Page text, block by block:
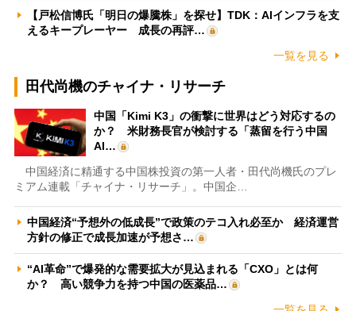
【戸松信博氏「明日の爆騰株」を探せ】TDK：AIインフラを支
えるキープレーヤー 成長の再評…
一覧を見る
田代尚機のチャイナ・リサーチ
中国「Kimi K3」の衝撃に世界はどう対応するの
か？ 米財務長官が検討する「蒸留を行う中国
AI…
中国経済に精通する中国株投資の第一人者・田代尚機氏のプレ
ミアム連載「チャイナ・リサーチ」。中国企…
中国経済“予想外の低成長”で政策のテコ入れ必至か 経済運営
方針の修正で成長加速が予想さ…
“AI革命”で爆発的な需要拡大が見込まれる「CXO」とは何
か？ 高い競争力を持つ中国の医薬品…